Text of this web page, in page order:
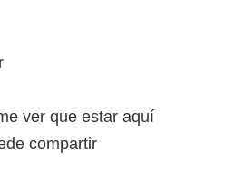
ver que estar aquí
compartir